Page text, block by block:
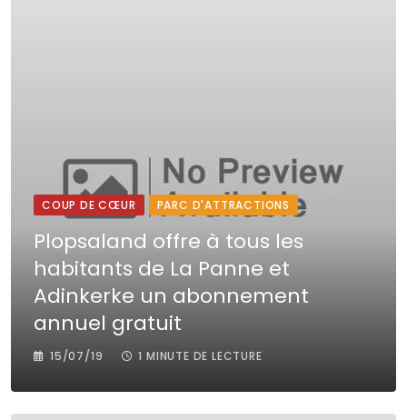
COUP DE CŒUR PARC D'ATTRACTIONS
Plopsaland offre à tous les
habitants de La Panne et
Adinkerke un abonnement
annuel gratuit
15/07/19 1 MINUTE DE LECTURE